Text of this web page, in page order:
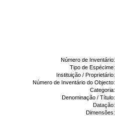
Número de Inventário:
Tipo de Espécime:
Instituição / Proprietário:
Número de Inventário do Objecto:
Categoria:
Denominação / Título:
Datação:
Dimensões: